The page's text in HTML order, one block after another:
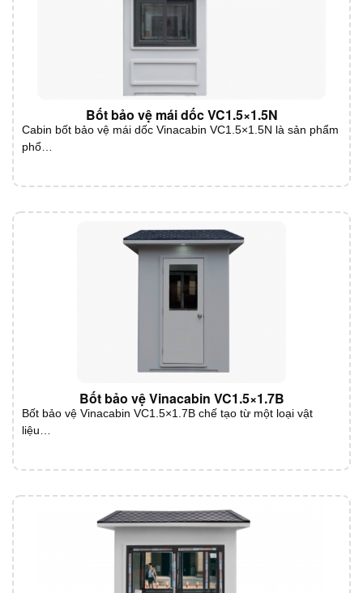
Bốt bảo vệ mái dốc VC1.5×1.5N
Cabin bốt bảo vệ mái dốc Vinacabin VC1.5×1.5N là sản phẩm
phổ…
Bốt bảo vệ Vinacabin VC1.5×1.7B
Bốt bảo vệ Vinacabin VC1.5×1.7B chế tạo từ một loại vật
liệu…